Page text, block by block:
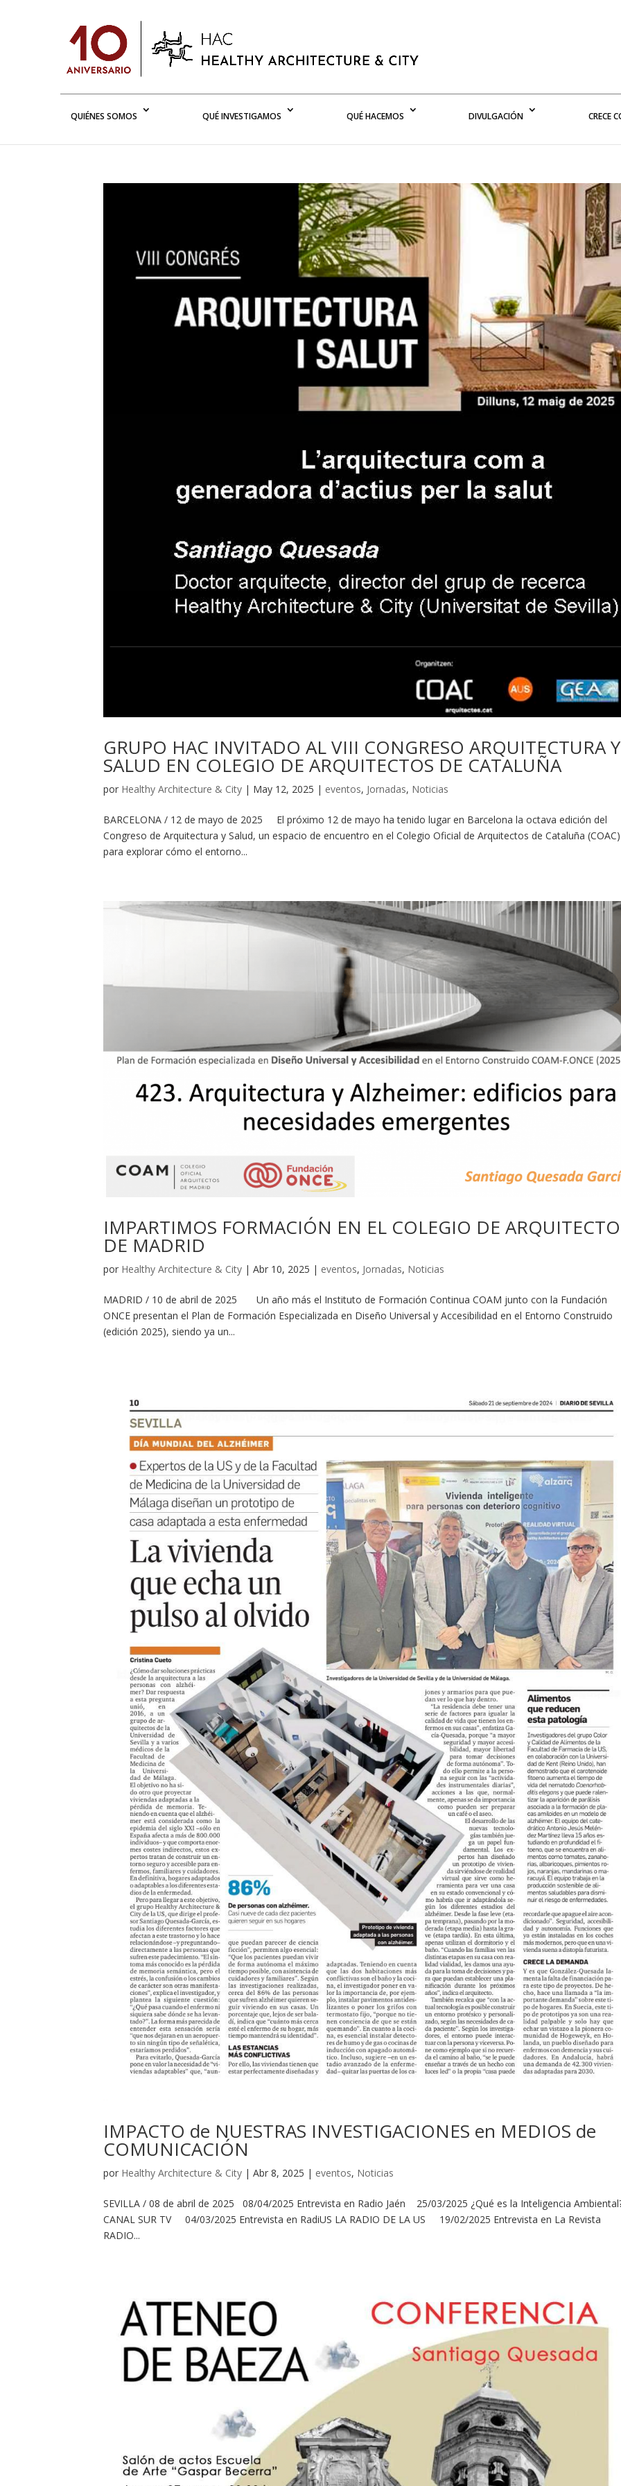
QUIÉNES SOMOS QUÉ INVESTIGAMOS QUÉ HACEMOS DIVULGACIÓN CRECE
GRUPO HAC INVITADO AL VIII CONGRESO ARQUITECTURA Y
SALUD EN COLEGIO DE ARQUITECTOS DE CATALUÑA
por Healthy Architecture & City | May 12, 2025 | eventos, Jornadas, Noticias
BARCELONA / 12 de mayo de 2025 El próximo 12 de mayo ha tenido lugar en Barcelona la octava edición del
Congreso de Arquitectura y Salud, un espacio de encuentro en el Colegio Oficial de Arquitectos de Cataluña (COAC)
para explorar cómo el entorno...
IMPARTIMOS FORMACIÓN EN EL COLEGIO DE
DE MADRID
por Healthy Architecture & City |Abr 10, 2025 | eventos, Jornadas, Noticias
MADRID / 10 de abril de 2025 Un año más el Instituto de Formación Continua COAM junto con la Fundación
ONCE presentan el Plan de Formación Especializada en Diseño Universal y Accesibilidad en el Entorno Construido
(edición 2025), siendo ya un...
IMPACTO de NUESTRAS INVESTIGACIONES en MEDIOS de
COMUNICACIÓN
por Healthy Architecture & City |Abr 8, 2025 | eventos, Noticias
SEVILLA / 08 de abril de 2025 08/04/2025 Entrevista en Radio Jaén 25/03/2025 ¿Qué es la Inteligencia
CANAL SUR TV 04/03/2025 Entrevista en RadiUS LA RADIO DE LA US 19/02/2025 Entrevista en La Revista
RADIO...